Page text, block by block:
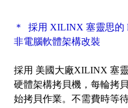
＊ 採用 XILINX 塞靈思的
非電腦軟體架構改裝
採用 美國大廠XILINX 塞
硬體架構拷貝機，每輪拷
始拷貝作業。不需費時等